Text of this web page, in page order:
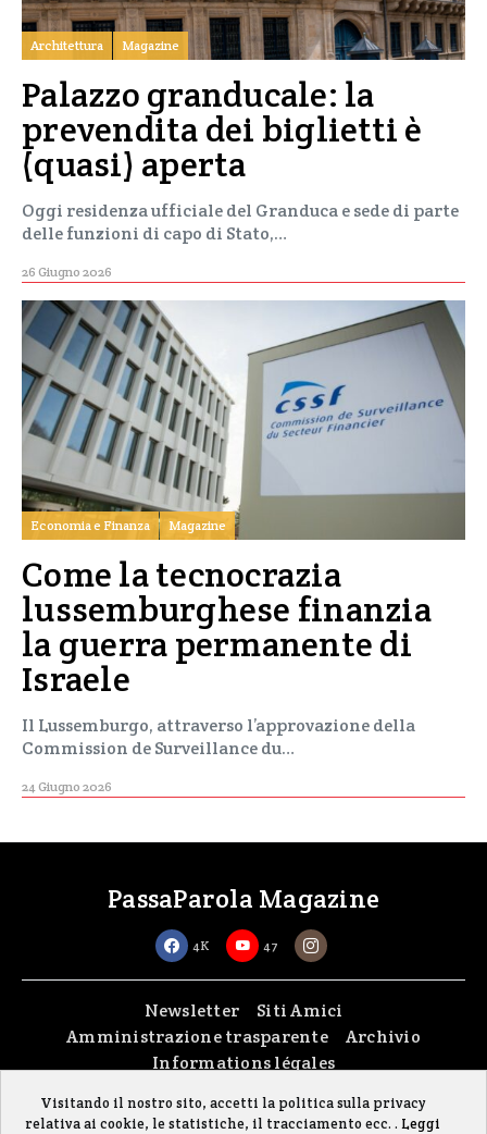
Architettura Magazine
Palazzo granducale: la
prevendita dei biglietti è
(quasi) aperta
Oggi residenza ufficiale del Granduca e sede di parte
delle funzioni di capo di Stato,…
26 Giugno 2026
Economia e Finanza Magazine
Come la tecnocrazia
lussemburghese finanzia
la guerra permanente di
Israele
Il Lussemburgo, attraverso l’approvazione della
Commission de Surveillance du…
24 Giugno 2026
PassaParola Magazine
4K 47
Newsletter
Siti Amici
Amministrazione trasparente
Archivio
Informations légales
Copyright © 2026passaparola asbl| Made with passion byfontana.lu
Visitando il nostro sito, accetti la politica sulla privacy
relativa ai cookie, le statistiche, il tracciamento ecc. . Leggi